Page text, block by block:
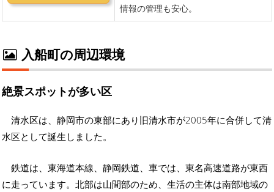
入船町の周辺環境
絶景スポットが多い区
清水区は、静岡市の東部にあり旧清水市が2005年に合併して清
水区として誕生しました。
鉄道は、東海道本線、静岡鉄道、車では、東名高速道路が東西
に走っています。北部は山間部のため、生活の主体は南部地域の